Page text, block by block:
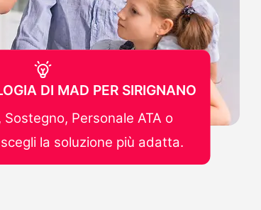
DI MAD PER SIRIGNANO
Personale ATA o
la soluzione più adatta.